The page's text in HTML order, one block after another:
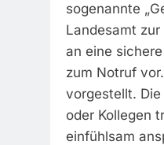
sogenannte
Landesamt
an eine
zum Notruf
vorgestellt.
oder Kollegen
einfühlsam